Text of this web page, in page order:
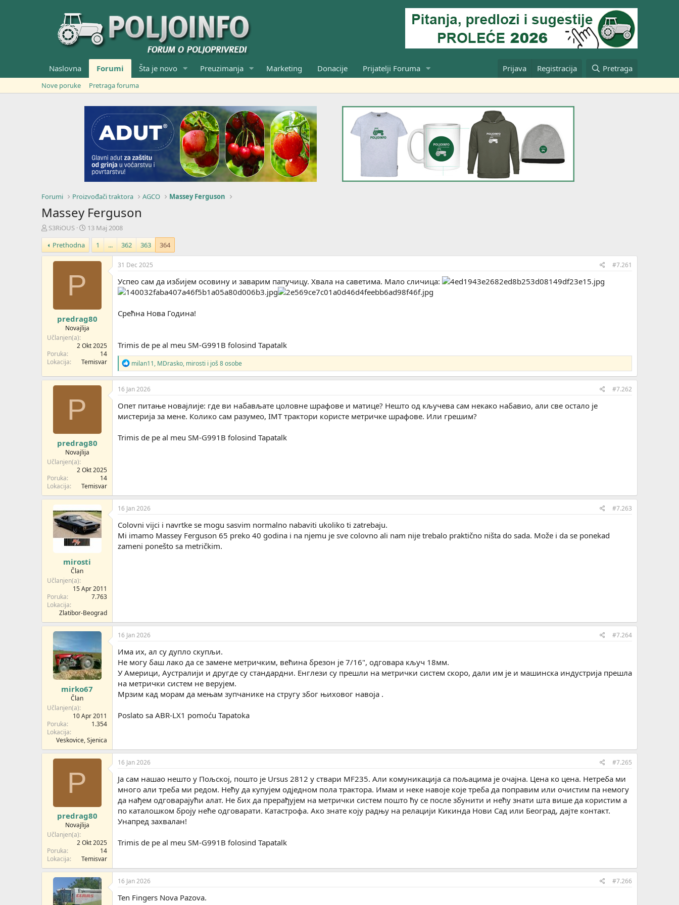
Naslovna Forumi Šta je novo Preuzimanja Marketing Donacije Prijatelji Foruma Prijava Registracija Pretraga
Nove poruke Pretraga foruma
Forumi Proizvođači traktora AGCO Massey Ferguson
Massey Ferguson
Z
a
č
e
S3RiOUS
D
a
u
m
e
t
a
j
13 Maj 2008
Prethodna
1 ... 362 363 364
P
predrag80
Novajlija
Učlanjen(a)
2 Okt 2025
Poruka
14
Lokacija
Temisvar
31 Dec 2025 #7.261
Успео сам да избијем осовину и заварим папучицу. Хвала на саветима. Мало сличица:
Срећна Нова Година!
Trimis de pe al meu SM-G991B folosind Tapatalk
R
e
a
g
v
a
n
a
:
milan11, MDrasko, mirosti i još 8 osobe
P
predrag80
Novajlija
Učlanjen(a)
2 Okt 2025
Poruka
14
Lokacija
Temisvar
16 Jan 2026 #7.262
Опет питање новајлије: где ви набављате цоловне шрафове и матице? Нешто од кључева сам некако набавио, али све остало је
мистерија за мене. Колико сам разумео, IMT трактори користе метричке шрафове. Или грешим?
Trimis de pe al meu SM-G991B folosind Tapatalk
mirosti
Član
Učlanjen(a)
15 Apr 2011
Poruka
7.763
Lokacija
Zlatibor-Beograd
16 Jan 2026 #7.263
Colovni vijci i navrtke se mogu sasvim normalno nabaviti ukoliko ti zatrebaju.
Mi imamo Massey Ferguson 65 preko 40 godina i na njemu je sve colovno ali nam nije trebalo praktično ništa do sada. Može i da se ponekad
zameni ponešto sa metričkim.
mirko67
Član
Učlanjen(a)
10 Apr 2011
Poruka
1.354
Lokacija
Veskovice, Sjenica
16 Jan 2026 #7.264
Има их, ал су дупло скупљи.
Не могу баш лако да се замене метричким, већина брезон је 7/16", одговара кључ 18мм.
У Америци, Аустралији и другде су стандардни. Енглези су прешли на метрички систем скоро, дали им је и машинска индустрија прешла
на метрички систем не верујем.
Мрзим кад морам да мењам зупчанике на стругу због њиховог навоја .
Poslato sa ABR-LX1 pomoću Tapatoka
P
predrag80
Novajlija
Učlanjen(a)
2 Okt 2025
Poruka
14
Lokacija
Temisvar
16 Jan 2026 #7.265
Ја сам нашао нешто у Пољској, пошто је Ursus 2812 у ствари MF235. Али комуникација са пољацима је очајна. Цена ко цена. Нетреба ми
много али треба ми редом. Нећу да купујем одједном пола трактора. Имам и неке навоје које треба да поправим или очистим па немогу
да нађем одговарајући алат. Не бих да прерађујем на метрички систем пошто ћу се после збунити и нећу знати шта више да користим а
по каталошком броју неће одговарати. Катастрофа. Ако знате коју радњу на релацији Кикинда Нови Сад или Београд, дајте контакт.
Унапред захвалан!
Trimis de pe al meu SM-G991B folosind Tapatalk
16 Jan 2026 #7.266
Ten Fingers Nova Pazova.